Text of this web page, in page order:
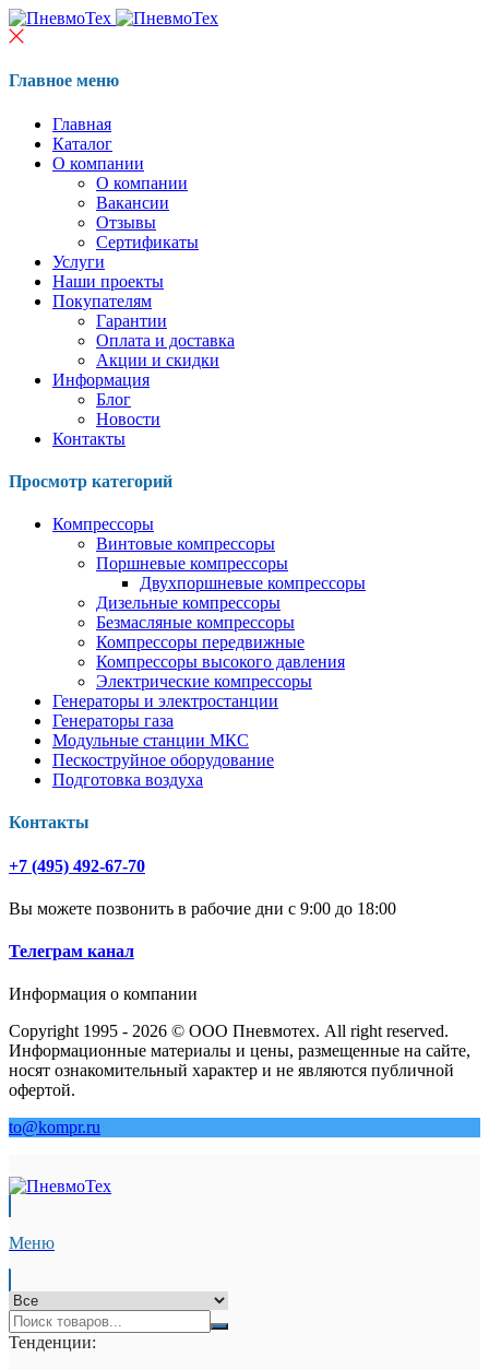
Главное меню
Главная
Каталог
О компании
О компании
Вакансии
Отзывы
Сертификаты
Услуги
Наши проекты
Покупателям
Гарантии
Оплата и доставка
Акции и скидки
Информация
Блог
Новости
Контакты
Просмотр категорий
Компрессоры
Винтовые компрессоры
Поршневые компрессоры
Двухпоршневые компрессоры
Дизельные компрессоры
Безмасляные компрессоры
Компрессоры передвижные
Компрессоры высокого давления
Электрические компрессоры
Генераторы и электростанции
Генераторы газа
Модульные станции МКС
Пескоструйное оборудование
Подготовка воздуха
Контакты
+7 (495) 492-67-70
Вы можете позвонить в рабочие дни с 9:00 до 18:00
Телеграм канал
Информация о компании
Copyright 1995 - 2026 © ООО Пневмотех. All right reserved.
Информационные материалы и цены, размещенные на сайте,
носят ознакомительный характер и не являются публичной
офертой.
to@kompr.ru
Меню
Тенденции: